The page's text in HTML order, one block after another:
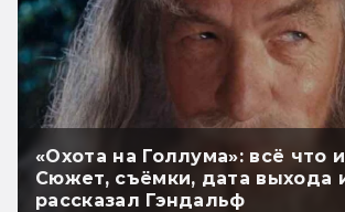
«Охота на Голлума»: всё что
Сюжет, съёмки, дата выхода
рассказал Гэндальф